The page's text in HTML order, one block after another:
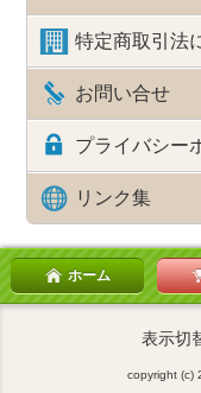
特定商取引法
お問い合せ
プライバシー
リンク集
ホーム
表示切
copyright (c)